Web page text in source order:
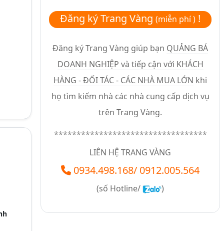
Đăng ký Trang Vàng(miễn phí ) !
Đăng ký Trang Vàng giúp bạn QUẢNG BÁ
DOANH NGHIỆP và tiếp cận với KHÁCH
HÀNG - ĐỐI TÁC - CÁC NHÀ MUA LỚN khi
họ tìm kiếm nhà các nhà cung cấp dịch vụ
trên Trang Vàng.
**********************************
LIÊN HỆ TRANG VÀNG
0934.498.168/ 0912.005.564
(số Hotline/ )